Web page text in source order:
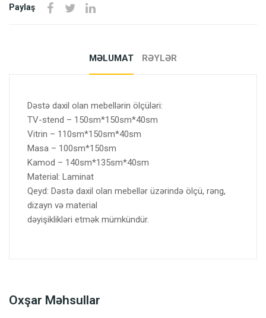
Paylaş
MƏLUMAT RƏYLƏR
Dəstə daxil olan mebellərin ölçüləri:
TV-stend – 150sm*150sm*40sm
Vitrin – 110sm*150sm*40sm
Masa – 100sm*150sm
Kamod – 140sm*135sm*40sm
Material: Laminat
Qeyd: Dəstə daxil olan mebellər üzərində ölçü, rəng,
dizayn və material
dəyişiklikləri etmək mümkündür.
Oxşar Məhsullar